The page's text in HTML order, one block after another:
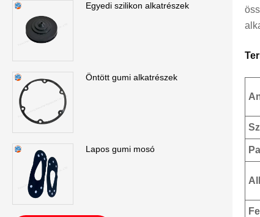
Egyedi szilikon alkatrészek
Öntött gumi alkatrészek
Lapos gumi mosó